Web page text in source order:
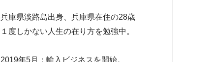
兵庫県淡路島出身、兵庫県在住の28歳
１度しかない人生の在り方を勉強中。
2019年5月：輸入ビジネスを開始。